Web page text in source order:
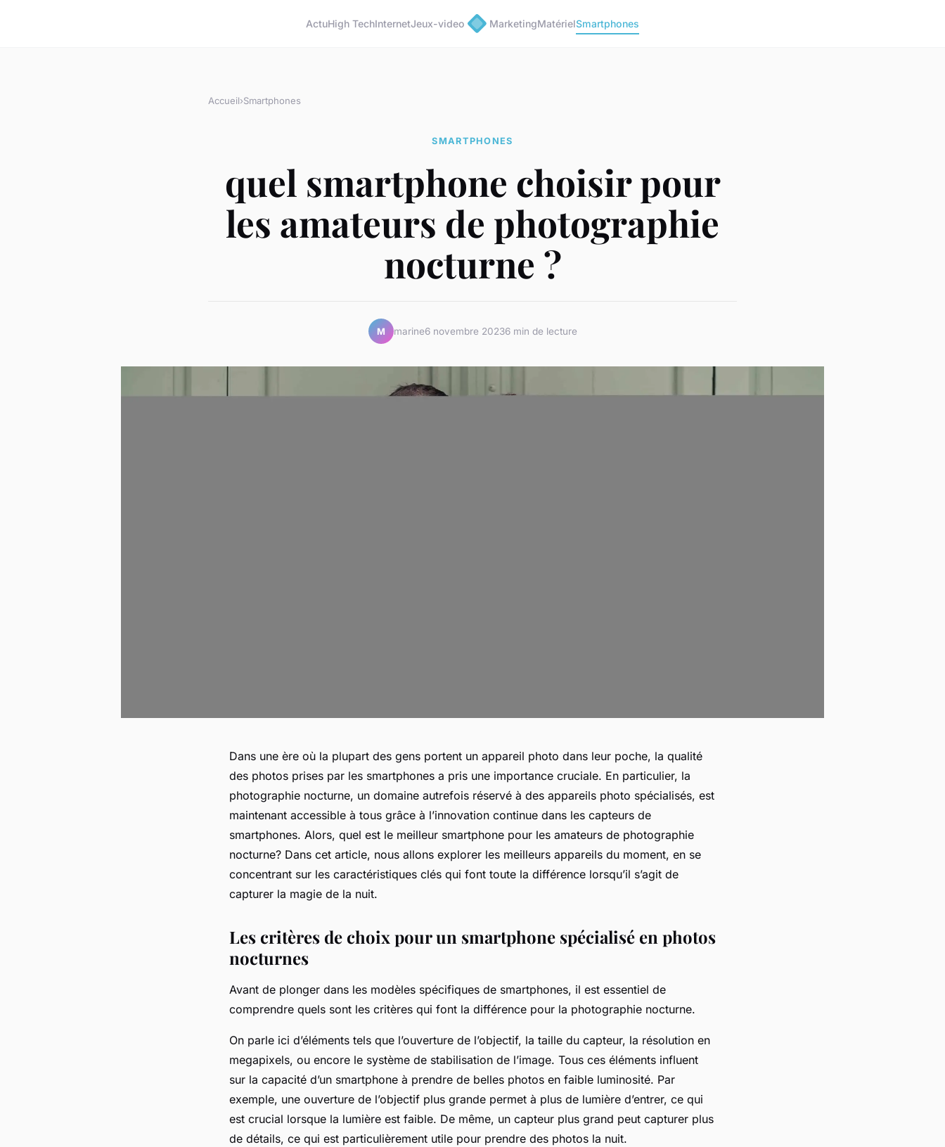
ActuHigh TechInternetJeux-video MarketingMatérielSmartphones
Accueil›Smartphones
SMARTPHONES
quel smartphone choisir pour
les amateurs de photographie
nocturne ?
M marine6 novembre 20236 min de lecture
Dans une ère où la plupart des gens portent un appareil photo dans leur poche, la qualité
des photos prises par les smartphones a pris une importance cruciale. En particulier, la
photographie nocturne, un domaine autrefois réservé à des appareils photo spécialisés, est
maintenant accessible à tous grâce à l’innovation continue dans les capteurs de
smartphones. Alors, quel est le meilleur smartphone pour les amateurs de photographie
nocturne? Dans cet article, nous allons explorer les meilleurs appareils du moment, en se
concentrant sur les caractéristiques clés qui font toute la différence lorsqu’il s’agit de
capturer la magie de la nuit.
Les critères de choix pour un smartphone spécialisé en photos
nocturnes
Avant de plonger dans les modèles spécifiques de smartphones, il est essentiel de
comprendre quels sont les critères qui font la différence pour la photographie nocturne.
On parle ici d’éléments tels que l’ouverture de l’objectif, la taille du capteur, la résolution en
megapixels, ou encore le système de stabilisation de l’image. Tous ces éléments influent
sur la capacité d’un smartphone à prendre de belles photos en faible luminosité. Par
exemple, une ouverture de l’objectif plus grande permet à plus de lumière d’entrer, ce qui
est crucial lorsque la lumière est faible. De même, un capteur plus grand peut capturer plus
de détails, ce qui est particulièrement utile pour prendre des photos la nuit.